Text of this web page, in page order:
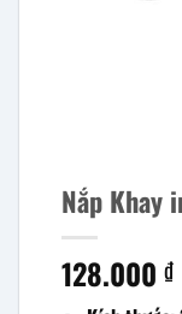
Nắp Khay
128.000 ₫